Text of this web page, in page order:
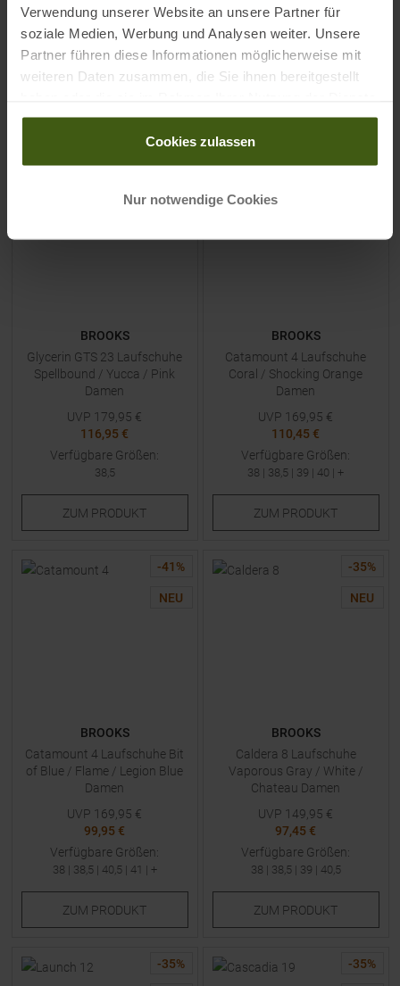
Verwendung unserer Website an unsere Partner für
soziale Medien, Werbung und Analysen weiter. Unsere
Partner führen diese Informationen möglicherweise mit
weiteren Daten zusammen, die Sie ihnen bereitgestellt
gesammelt haben.
Cookies zulassen
Nur notwendige Cookies
UVP149,95€
97,45 €
Verfügbare Größen:
42| 42,5 |43
ZUMPRODUKT
UVP 149,95 €
97,45 €
Verfügbare Größen:
45,5
ZUMPRODUKT
-35%
NEU
BROOKS
Glycerin GTS 23 Laufschuhe
Spellbound / Yucca / Pink
Damen
UVP 179,95 €
116,95 €
Verfügbare Größen:
38,5
ZUM PRODUKT
-35%
BROOKS
Catamount 4 Laufschuhe
Coral / Shocking Orange
Damen
UVP 169,95 €
110,45 €
Verfügbare Größen:
38 | 38,5 | 39 | 40 | +
ZUM PRODUKT
-41 %
NEU
BROOKS
Catamount 4 Laufschuhe Bit
of Blue / Flame / Legion Blue
Damen
UVP 169,95 €
99,95 €
Verfügbare Größen:
38 | 38,5 | 40,5 | 41 | +
ZUM PRODUKT
-35%
NEU
BROOKS
Caldera 8 Laufschuhe
Vaporous Gray / White /
Chateau Damen
UVP 149,95 €
97,45 €
Verfügbare Größen:
38 | 38,5 | 39 | 40,5
ZUM PRODUKT
-35% -35%